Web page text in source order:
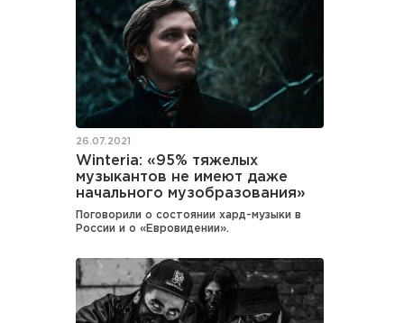
26.07.2021
Winteria: «95% тяжелых
музыкантов не имеют даже
начального музобразования»
Поговорили о состоянии хард-музыки в
России и о «Евровидении».